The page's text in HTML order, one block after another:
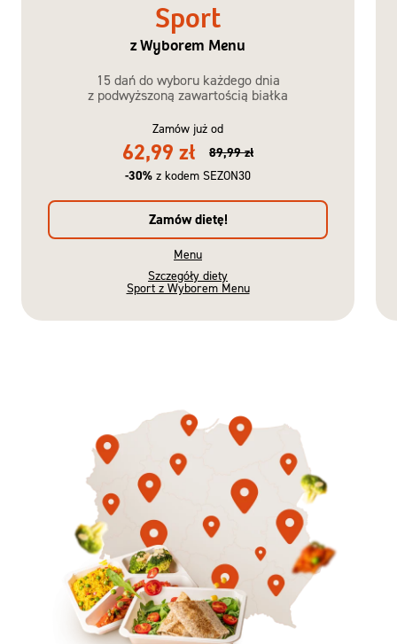
Sport
z Wyborem Menu
15 dań do wyboru każdego dnia
z podwyższoną zawartością białka
Zamów już od
62,99 zł
89,99 zł
-30% z kodem SEZON30
Zamów dietę!
Menu
Szczegóły diety
Sport z Wyborem Menu